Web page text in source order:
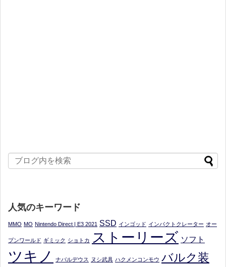
人気のキーワード
MMO MO Nintendo Direct | E3 2021 SSD インゴッド インパクトクレーター オー
プンワールド ギミック ショトカ ストーリーズ ソフト
ツキノ ナバルデウス ヌシ武具 ハクメンコンモウ バルク装